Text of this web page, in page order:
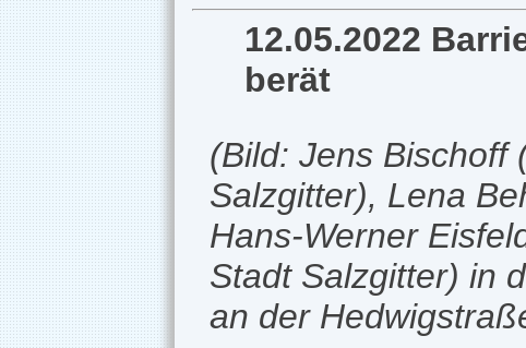
12.05.2022
berät
(Bild: Jens Bischoff
Salzgitter), Lena
Hans-Werner
Stadt Salzgitter) in
an der